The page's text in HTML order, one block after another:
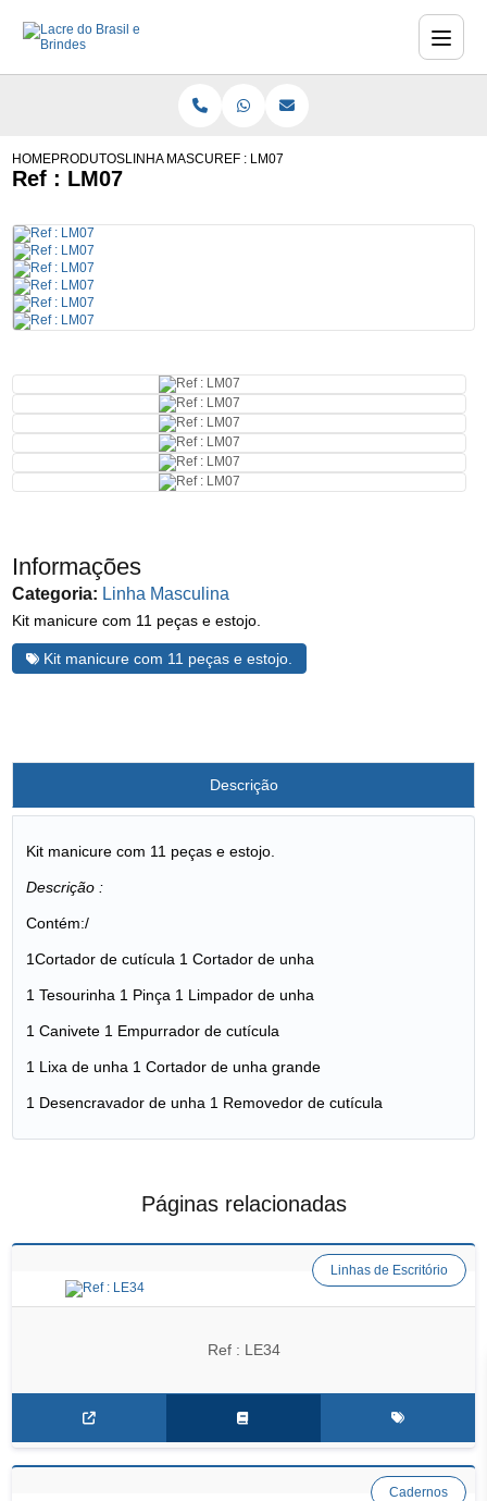
HOMEPRODUTOSLINHA MASCULINAREF : LM07
Ref : LM07
Informações
Categoria: Linha Masculina
Kit manicure com 11 peças e estojo.
Kit manicure com 11 peças e estojo.
Descrição
Kit manicure com 11 peças e estojo.
Descrição :
Contém:/
1Cortador de cutícula 1 Cortador de unha
1 Tesourinha 1 Pinça 1 Limpador de unha
1 Canivete 1 Empurrador de cutícula
1 Lixa de unha 1 Cortador de unha grande
1 Desencravador de unha 1 Removedor de cutícula
Páginas relacionadas
Ref : LE34
Linhas de Escritório
Cadernos